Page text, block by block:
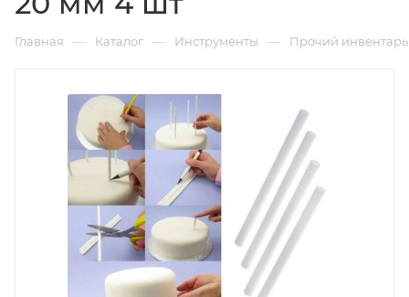
Главная — Каталог — Инструменты — Прочий инвентарь